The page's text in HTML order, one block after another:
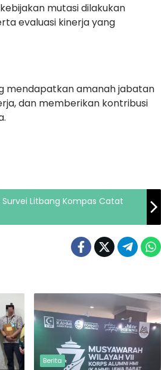
mutasi dilakukan
evaluasi kinerja yang
mendapatkan amanah jabatan
dan memberikan kontribusi
Litbang Kompas Catat
Berita